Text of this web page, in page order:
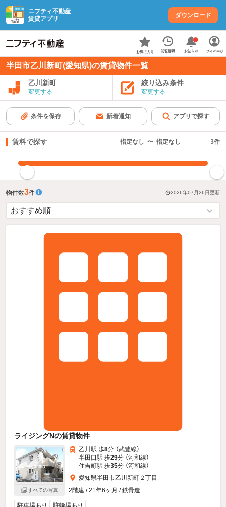
ニフティ不動産
賃貸アプリ
ダウンロード
お気に入り 閲覧履歴 お知らせ マイページ
半田市乙川新町(愛知県)の賃貸物件一覧
乙川新町
変更する
絞り込み条件
変更する
条件を保存 新着通知 アプリで探す
賃料で探す 指定なし 〜 指定なし 3件
物件数3件 2026年07月26日更新
ライジングNの賃貸物件
すべての写真
乙川駅 歩8分 （武豊線）
半田口駅 歩29分 （河和線）
住吉町駅 歩35分 （河和線）
愛知県半田市乙川新町２丁目
2階建 / 21年6ヶ月 / 鉄骨造
駐車場あり 駐輪場あり